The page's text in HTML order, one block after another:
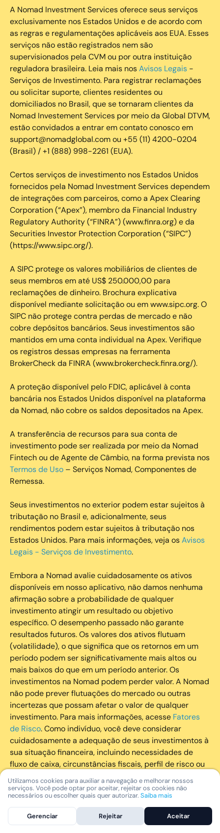
A Nomad Investment Services oferece seus serviços
exclusivamente nos Estados Unidos e de acordo com
as regras e regulamentações aplicáveis aos EUA. Esses
serviços não estão registrados nem são
supervisionados pela CVM ou por outra instituição
reguladora brasileira. Leia mais nosAvisos Legais -
Serviços de Investimento. Para registrar reclamações
ou solicitar suporte, clientes residentes ou
domiciliados no Brasil, que se tornaram clientes da
Nomad Investement Services por meio da Global DTVM,
estão convidados a entrar em contato conosco em
support@nomadglobal.com ou +55 (11) 4200-0204
(Brasil) / +1 (888) 998-2261 (EUA).
Certos serviços de investimento nos Estados Unidos
fornecidos pela Nomad Investment Services dependem
de integrações com parceiros, como a Apex Clearing
Corporation (“Apex”), membro da Financial Industry
Regulatory Authority (“FINRA”) (www.finra.org) e da
Securities Investor Protection Corporation (“SIPC”)
(https://www.sipc.org/).
A SIPC protege os valores mobiliários de clientes de
seus membros em até US$ 250.000,00 para
reclamações de dinheiro. Brochura explicativa
disponível mediante solicitação ou em www.sipc.org. O
SIPC não protege contra perdas de mercado e não
cobre depósitos bancários. Seus investimentos são
mantidos em uma conta individual na Apex. Verifique
os registros dessas empresas na ferramenta
BrokerCheck da FINRA (www.brokercheck.finra.org/).
A proteção disponível pelo FDIC, aplicável à conta
bancária nos Estados Unidos disponível na plataforma
da Nomad, não cobre os saldos depositados na Apex.
A transferência de recursos para sua conta de
investimento pode ser realizada por meio da Nomad
Fintech ou de Agente de Câmbio, na forma prevista nos
Termos de Uso – Serviços Nomad, Componentes de
Remessa.
Seus investimentos no exterior podem estar sujeitos à
tributação no Brasil e, adicionalmente, seus
rendimentos podem estar sujeitos à tributação nos
Estados Unidos. Para mais informações, veja osAvisos
Legais - Serviços de Investimento.
Embora a Nomad avalie cuidadosamente os ativos
disponíveis em nosso aplicativo, não damos nenhuma
afirmação sobre a probabilidade de qualquer
investimento atingir um resultado ou objetivo
específico. O desempenho passado não garante
resultados futuros. Os valores dos ativos flutuam
(volatilidade), o que significa que os retornos em um
período podem ser significativamente mais altos ou
mais baixos do que em um período anterior. Os
investimentos na Nomad podem perder valor. A Nomad
não pode prever flutuações do mercado ou outras
incertezas que possam afetar o valor de qualquer
investimento. Para mais informações, acesse Fatores
de Risco. Como indivíduo, você deve considerar
cuidadosamente a adequação de seus investimentos à
sua situação financeira, incluindo necessidades de
fluxo de caixa, circunstâncias fiscais, perfil de risco ou
outros fatores subjetivos. É recomendado que você
utilize todos os recursos disponíveis para se informar
sobre investimentos de maneira geral e sobre a
composição geral de seu portfólio. Questões fiscais ou
legais relativas aos investimentos realizados através da
Utilizamos cookies para auxiliar a navegação e melhorar nossos
serviços. Você pode optar por aceitar, rejeitar os cookies não
necessários ou escolher quais quer autorizar. Saiba mais
Gerenciar Rejeitar Aceitar